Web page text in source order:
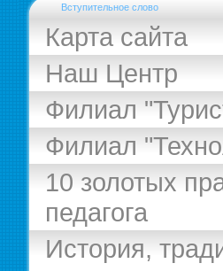
Вступительное слово
Карта сайта
Наш Центр
Филиал
Филиал
10 золотых
педагога
История,